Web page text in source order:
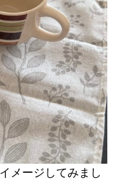
メージしてみまし